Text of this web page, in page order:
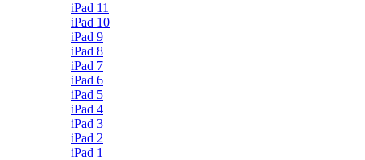
iPad 11
iPad 10
iPad 9
iPad 8
iPad 7
iPad 6
iPad 5
iPad 4
iPad 3
iPad 2
iPad 1